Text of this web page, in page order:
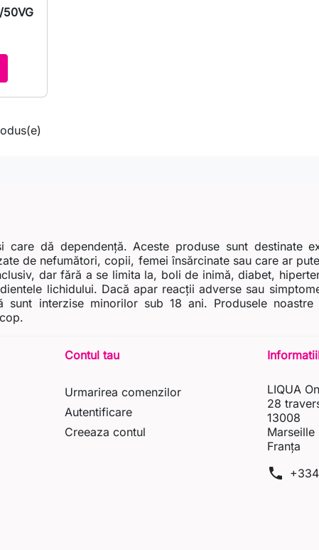
50VG
in cos
dă dependență. Aceste produse sunt destinate
de nefumători, copii, femei însărcinate sau care ar
dar fără a se limita la, boli de inimă, diabet,
lichidului. Dacă apar reacții adverse sau
interzise minorilor sub 18 ani. Produsele
Contul tau
Urmarirea comenzilor
Autentificare
Creeaza contul
LIQUA
28
13008
Marseille
Franța
phone